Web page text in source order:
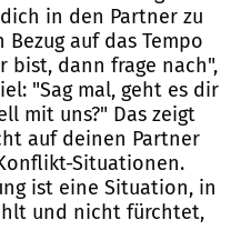
in den Partner zu
auf das Tempo
bist, dann frage nach",
"Sag mal, geht es dir
mit uns?" Das zeigt
auf deinen Partner
Situationen.
ist eine Situation, in
und nicht fürchtet,